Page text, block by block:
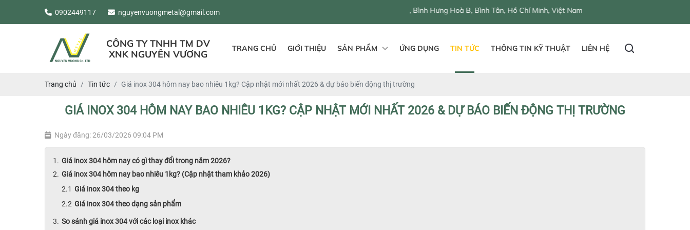
0902449117 nguyenvuongmetal@gmail.com 546 - 548 QL1A, Bình Hưng Hoà B, Bình Tân, Hồ Chí Minh, Việt Nam
CÔNG TY TNHH TM DV
XNK NGUYÊN VƯƠNG
TRANG CHỦ GIỚI THIỆU SẢN PHẨM ỨNG DỤNG TIN TỨC THÔNG TIN KỸ THUẬT LIÊN HỆ
Trang chủ Tin tức Giá inox 304 hôm nay bao nhiêu 1kg? Cập nhật mới nhất 2026 & dự báo biến động thị trường
GIÁ INOX 304 HÔM NAY BAO NHIÊU 1KG? CẬP NHẬT MỚI NHẤT 2026 & DỰ BÁO BIẾN ĐỘNG THỊ TRƯỜNG
Ngày đăng: 26/03/2026 09:04 PM
Giá inox 304 hôm nay có gì thay đổi trong năm 2026?
Giá inox 304 hôm nay bao nhiêu 1kg? (Cập nhật tham khảo 2026)
Giá inox 304 theo kg
Giá inox 304 theo dạng sản phẩm
So sánh giá inox 304 với các loại inox khác